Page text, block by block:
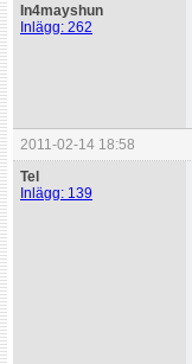
In4mayshun
Inlägg: 262
2011-02-14 18:58
Tel
Inlägg: 139